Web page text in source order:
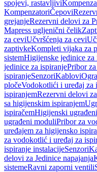
spojevi, rastavljivi
KompenzatoriČepovi
grejanjeRezervni delovi za
Mapress ugljenični čelik
za ceviUčvršćenja za cevi
zaptivkeKompleti vijaka za
sistemHigijenske jedinice za
jedinice za ispiranjePribor
ispiranjeSenzoriKablovi
pločeVodokotlići i uređaj za
ispiranjemRezervni delovi
sa higijenskim ispiranjem
ispiračemHigijenski
ugrađeni moduliPribor za
uređajem za higijensko
za vodokotlić i uređaj za
ispiranje instalacijeSenzori
delovi za Jedinice napajanja
sistemeRavni zaporni ventili